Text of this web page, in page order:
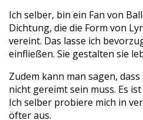
Ich selber, bin ein Fan von
Dichtung, die die Form von
vereint. Das lasse ich
einfließen. Sie gestalten sie
Zudem kann man sagen,
nicht gereimt sein muss. Es
Ich selber probiere mich in
öfter aus.